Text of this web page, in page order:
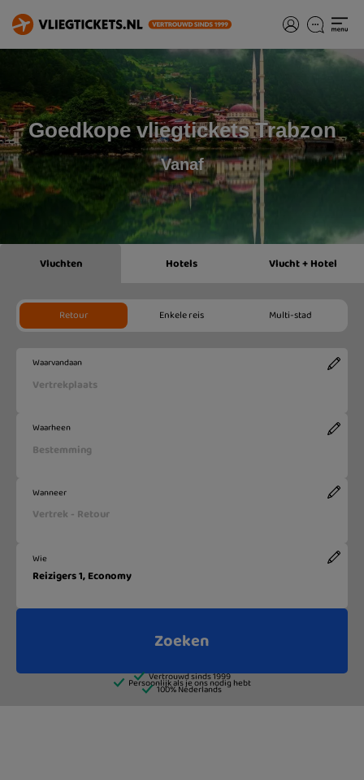
Goedkope vliegtickets Trabzon
Vanaf